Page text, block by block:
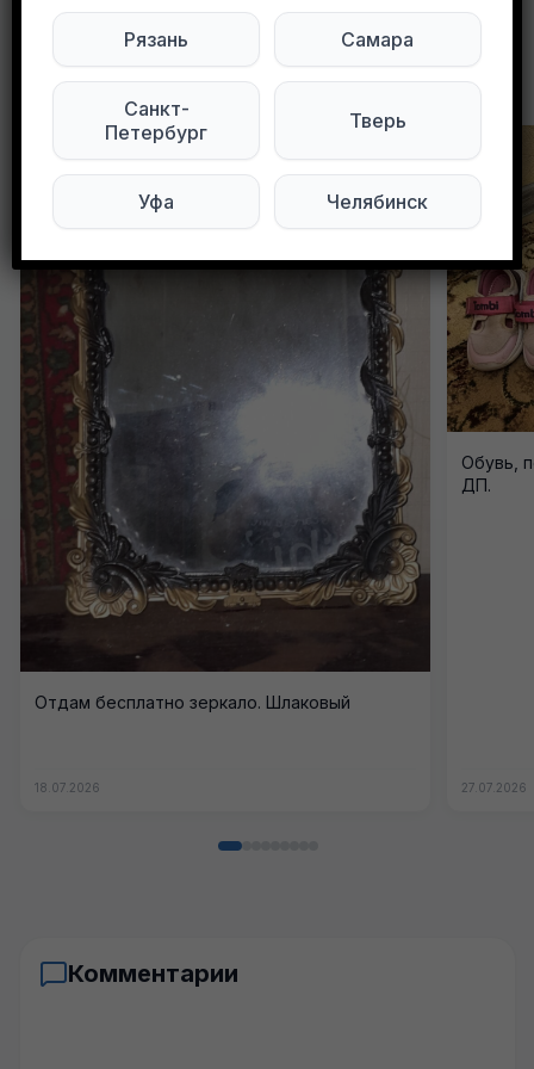
Другие объявления в этом городе
Отдам бесплатно зеркало. Шлаковый
18.07.2026
Обувь,
ДП.
27.07.2026
Комментарии
Рязань Самара
Санкт-
Петербург
Тверь
Уфа Челябинск